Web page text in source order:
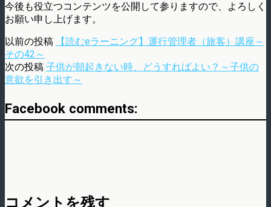
今後も役立つコンテンツを公開して参りますので、よろしく
お願い申し上げます。
以前の投稿
【読むeラーニング】運行管理者（旅客）講座～
その42～
次の投稿 子供が朝起きない時、どうすればよい？～子供の
意欲を引き出す～
Facebook comments:
コメントを残す